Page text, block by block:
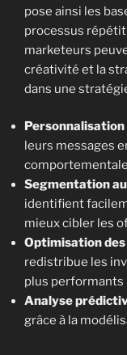
pose ainsi les
processus
marketeurs
créativité et la
dans une
Personnalisation
leurs messages
Segmentation
identifient
mieux cibler les
Optimisation
redistribue les
plus performants
Analyse
grâce à la